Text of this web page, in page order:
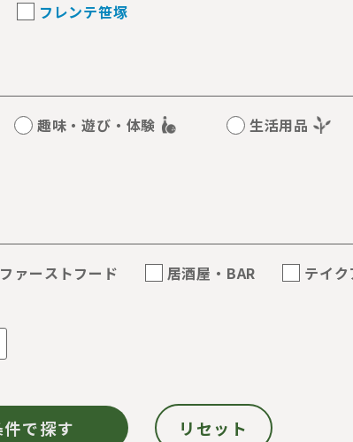
フレンテ笹塚
趣味・遊び・体験 生活用品
ファーストフード 居酒屋・BAR テイク